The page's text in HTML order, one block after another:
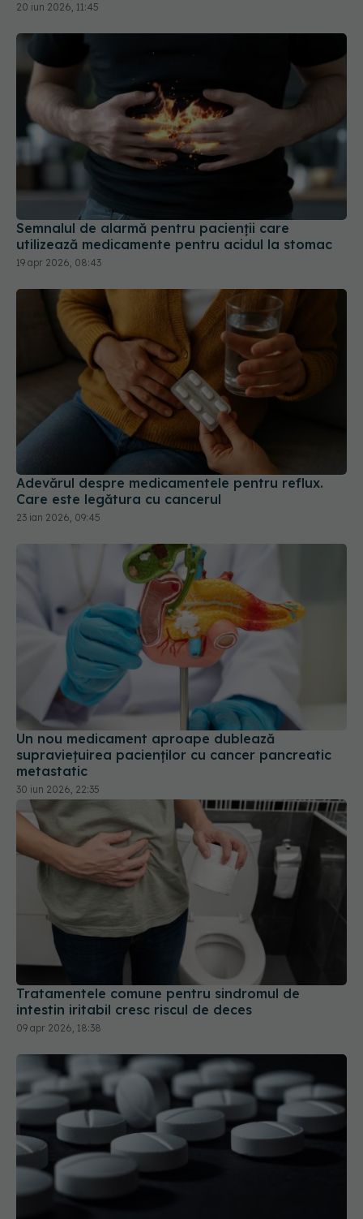
20 iun 2026, 11:45
Semnalul de alarmă pentru pacienții care
utilizează medicamente pentru acidul la stomac
19 apr 2026, 08:43
Adevărul despre medicamentele pentru reflux.
Care este legătura cu cancerul
23 ian 2026, 09:45
Un nou medicament aproape dublează
supraviețuirea pacienților cu cancer pancreatic
metastatic
30 iun 2026, 22:35
Tratamentele comune pentru sindromul de
intestin iritabil cresc riscul de deces
09 apr 2026, 18:38